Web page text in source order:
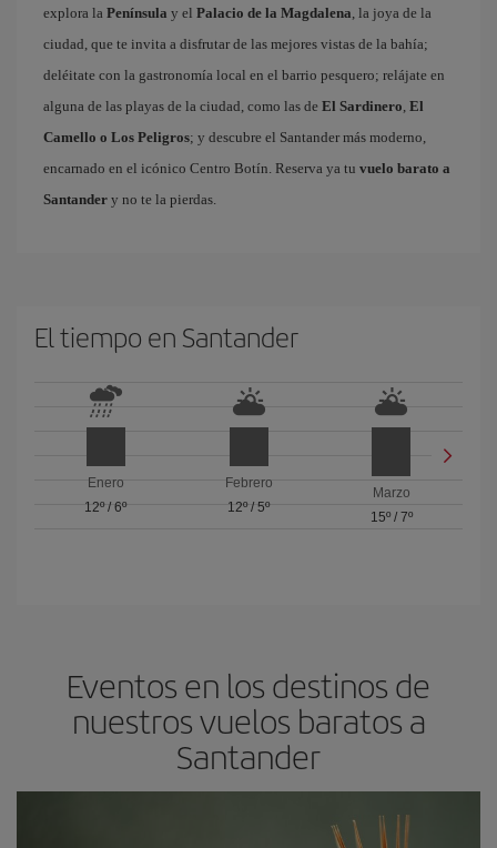
explora la Península y el Palacio de la Magdalena, la joya de la
ciudad, que te invita a disfrutar de las mejores vistas de la bahía;
deléitate con la gastronomía local en el barrio pesquero; relájate en
alguna de las playas de la ciudad, como las de El Sardinero, El
Camello o Los Peligros; y descubre el Santander más moderno,
encarnado en el icónico Centro Botín. Reserva ya tu vuelo barato a
Santander y no te la pierdas.
El tiempo en Santander
Enero
12º/6º
Febrero
12º/ 5º
Marzo
15º/ 7º
Eventos en los destinos de
nuestros vuelos baratos a
Santander